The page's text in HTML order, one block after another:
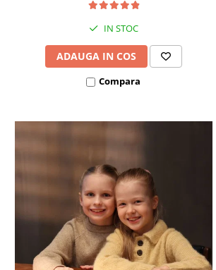
IN STOC
ADAUGA IN COS
Compara